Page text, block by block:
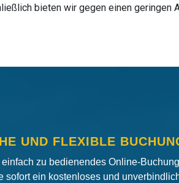
bieten wir gegen einen geringen
UND FLEXIBLE
einfach zu bedienendes Online-
sofort ein kostenloses und